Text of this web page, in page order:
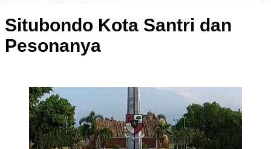
Situbondo Kota Santri dan
Pesonanya